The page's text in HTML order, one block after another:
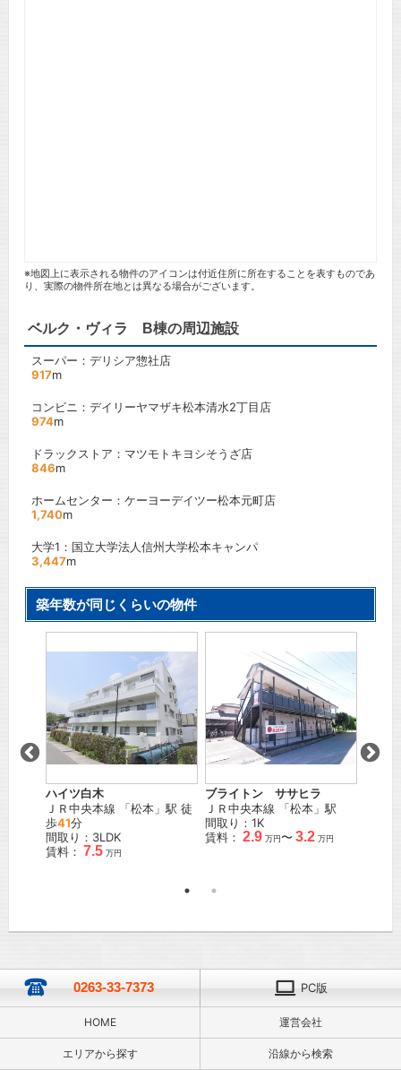
※地図上に表示される物件のアイコンは付近住所に所在することを表すものであ
り、実際の物件所在地とは異なる場合がございます。
ベルク・ヴィラ B棟の周辺施設
スーパー：デリシア惣社店
917m
コンビニ：デイリーヤマザキ松本清水2丁目店
974m
ドラックストア：マツモトキヨシそうざ店
846m
ホームセンター：ケーヨーデイツー松本元町店
1,740m
大学1：国立大学法人信州大学松本キャンパ
3,447m
築年数が同じくらいの物件
ハイツ白木
ＪＲ中央本線 「松本 」駅 徒
歩41分
間取り：3LDK
賃料： 7.5 万円
ブライトン ササヒラ
ＪＲ中央本線 「松本 」駅
間取り：1K
賃料： 2.9 万円〜 3.2 万円
0263-33-7373 PC版
HOME 運営会社
エリアから探す 沿線から検索